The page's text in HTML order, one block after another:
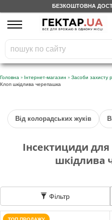
БЕЗКОШТОВНА
На вашому
бонусному рахунку
Безкоштовно по Україні
Категорії
Щоденник
Відгуки
Головна » Інтернет-магазин » Засоби захисту
Клоп шкідлива черепашка
Від колорадських жуків
Інсектициди для
шкідлива
Фільтр